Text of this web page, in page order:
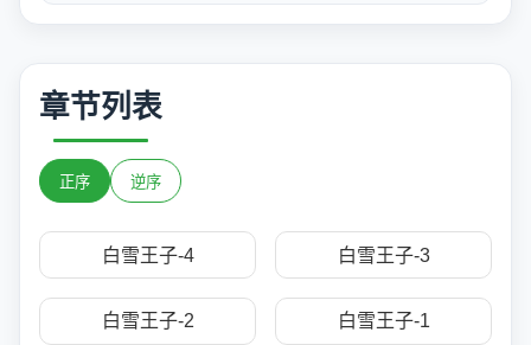
章节列表
正序 逆序
白雪王子-4 白雪王子-3
白雪王子-2 白雪王子-1